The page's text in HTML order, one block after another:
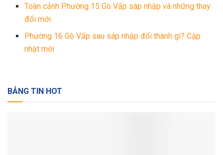
Toàn cảnh Phường 15 Gò Vấp sáp nhập và những thay
đổi mới
Phường 16 Gò Vấp sau sáp nhập đổi thành gì? Cập
nhật mới
BẢNG TIN HOT